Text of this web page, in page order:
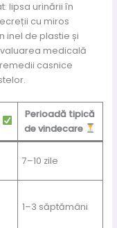
lipsa urinării în
cu miros
inel de plastie și
medicală
casnice
Perioadă tipică
de vindecare
7–10 zile
1–3 săptămâni